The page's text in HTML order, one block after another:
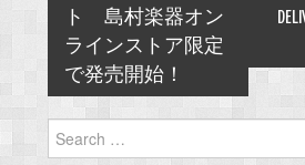
ト 島村楽器オン
ラインストア限定
で発売開始！
for: